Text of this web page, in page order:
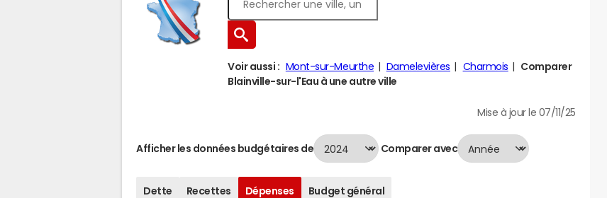
Voir aussi : Mont-sur-Meurthe Damelevières Charmois
Comparer
Blainville-sur-l'Eau à une autre ville
Mise à jour le 07/11/25
Afficher les données budgétaires de Comparer avec
Dette Recettes Dépenses Budget général